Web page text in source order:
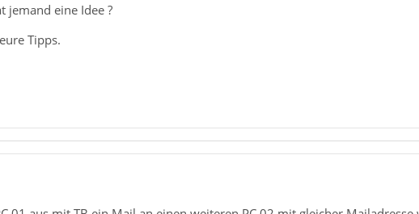
jemand eine Idee ?
Tipps.